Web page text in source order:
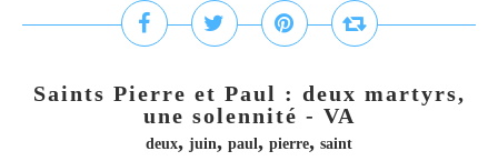
Saints Pierre et Paul : deux martyrs,
une solennité - VA
deux, juin, paul, pierre, saint